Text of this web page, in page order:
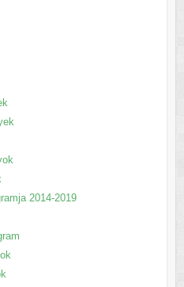
2014-2019